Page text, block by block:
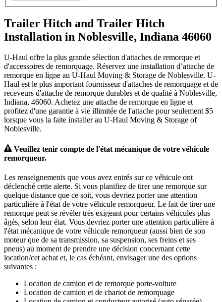
Trailer Hitch and Trailer Hitch
Installation in Noblesville, Indiana 46060
U-Haul offre la plus grande sélection d'attaches de remorque et
d'accessoires de remorquage. Réservez une installation d’attache de
remorque en ligne au U-Haul Moving & Storage de Noblesville. U-
Haul est le plus important fournisseur d'attaches de remorquage et de
receveurs d'attache de remorque durables et de qualité à Noblesville,
Indiana, 46060. Achetez une attache de remorque en ligne et
profitez d'une garantie à vie illimitée de l'attache pour seulement $5
lorsque vous la faite installer au U-Haul Moving & Storage of
Noblesville.
Veuillez tenir compte de l'état mécanique de votre véhicule
remorqueur.
Les renseignements que vous avez entrés sur ce véhicule ont
déclenché cette alerte. Si vous planifiez de tirer une remorque sur
quelque distance que ce soit, vous devriez porter une attention
particulière à l'état de votre véhicule remorqueur. Le fait de tirer une
remorque peut se révéler très exigeant pour certains véhicules plus
âgés, selon leur état. Vous devriez porter une attention particulière à
l'état mécanique de votre véhicule remorqueur (aussi bien de son
moteur que de sa transmission, sa suspension, ses freins et ses
pneus) au moment de prendre une décision concernant cette
location/cet achat et, le cas échéant, envisager une des options
suivantes :
Location de camion et de remorque porte-voiture
Location de camion et de chariot de remorquage